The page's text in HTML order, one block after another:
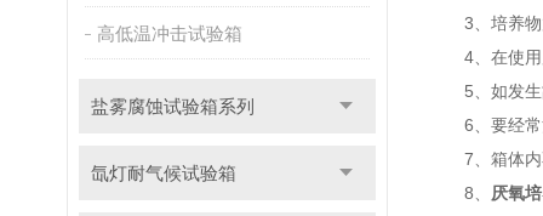
高低温冲击试验箱
盐雾腐蚀试验箱系列
氙灯耐气候试验箱
3、培养物
4、在使用厌
5、如发生
6、要经常注
7、箱体内不
8、 厌氧